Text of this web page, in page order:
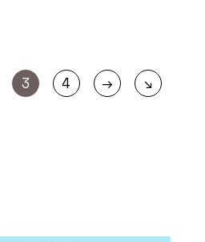
3 4 → ↘